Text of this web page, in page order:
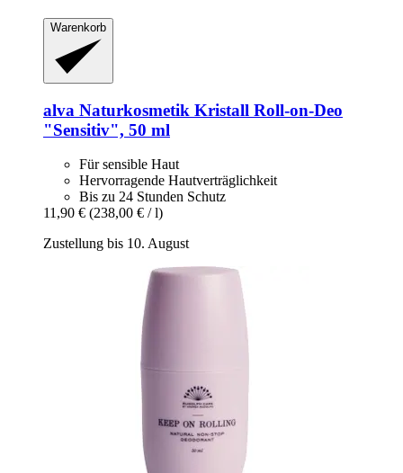
Warenkorb
alva Naturkosmetik Kristall Roll-​on-​Deo
"Sensitiv", 50 ml
Für sensible Haut
Hervorragende Hautverträglichkeit
Bis zu 24 Stunden Schutz
11,90 € (238,00 € / l)
Zustellung bis 10. August